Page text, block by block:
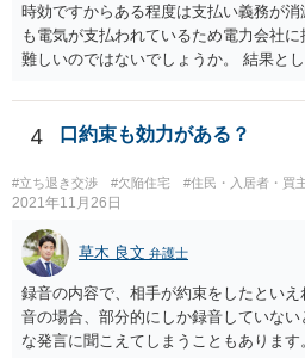
時効ですからある程度は支払い義務が
も電気が支払われているため電力会社
難しいのではないでしょうか。 結果と
4 口約束も効力がある？
#立ち退き交渉 #欠陥住宅 #住民・入居者・買
2021年11月26日
草木 良文 弁護士
録音の内容で、相手が約束をしたとい
音の場合、部分的にしか録音していな
な発言に聞こえてしまうこともありま